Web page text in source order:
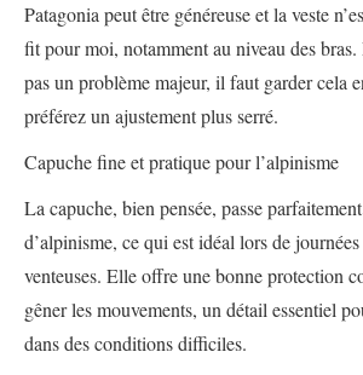
Patagonia peut être généreuse et la veste
fit pour moi, notamment au niveau des
pas un problème majeur, il faut garder cela
préférez un ajustement plus serré.
Capuche fine et pratique pour l’alpinisme
La capuche, bien pensée, passe
d’alpinisme, ce qui est idéal lors de
venteuses. Elle offre une bonne protection
gêner les mouvements, un détail essentiel
dans des conditions difficiles.